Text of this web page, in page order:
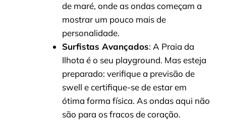
de maré, onde as ondas começam a
mostrar um pouco mais de
personalidade.
Surfistas Avançados: A Praia da
Ilhota é o seu playground. Mas esteja
preparado: verifique a previsão de
swell e certifique-se de estar em
ótima forma física. As ondas aqui não
são para os fracos de coração.